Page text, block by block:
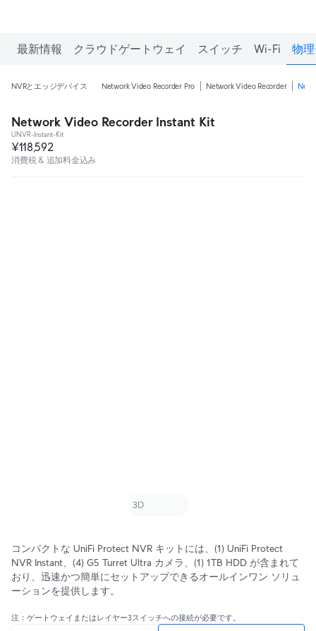
最新情報 クラウドゲートウェイ スイッチ Wi-Fi 物
NVRとエッジデバイス Network Video Recorder Pro Network Video Recorder
Network Video Recorder Instant Kit
UNVR-Instant-Kit
¥118,592
消費税 & 追加料金込み
コンパクトな UniFi Protect NVR キットには、(1) UniFi Protect
NVR Instant、(4) G5 Turret Ultra カメラ、(1) 1TB HDD が含まれて
おり、迅速かつ簡単にセットアップできるオールインワン ソリュ
ーションを提供します。
注：ゲートウェイまたはレイヤー3スイッチへの接続が必要です。